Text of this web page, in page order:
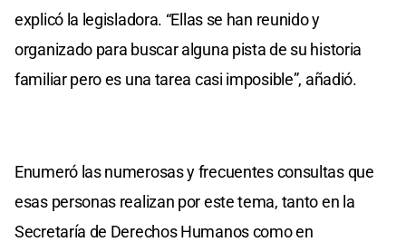
explicó la legisladora. “Ellas se han reunido y
organizado para buscar alguna pista de su historia
familiar pero es una tarea casi imposible”, añadió.
Enumeró las numerosas y frecuentes consultas que
esas personas realizan por este tema, tanto en la
Secretaría de Derechos Humanos como en